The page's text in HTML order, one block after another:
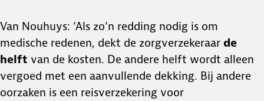
Van Nouhuys: ‘Als zo’n redding nodig is om
medische redenen, dekt de zorgverzekeraar de
helft van de kosten. De andere helft wordt alleen
vergoed met een aanvullende dekking. Bij andere
oorzaken is een reisverzekering voor